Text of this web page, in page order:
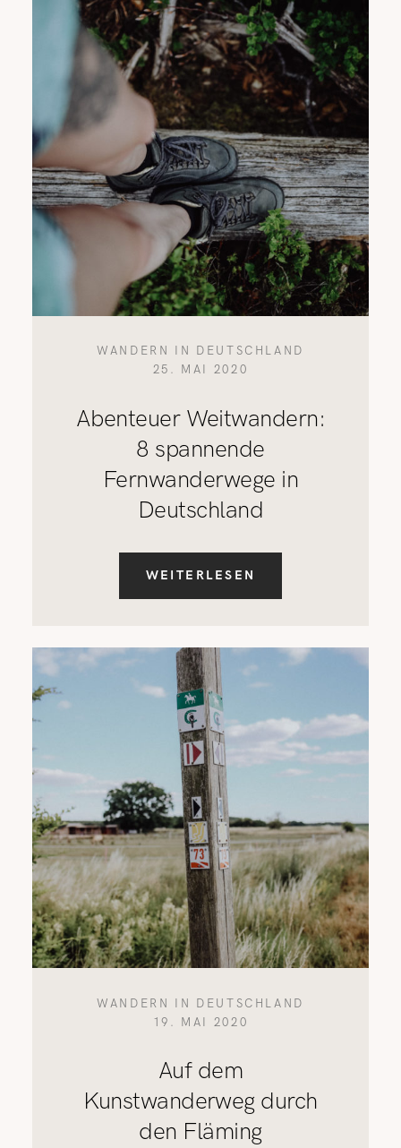
WANDERN IN DEUTSCHLAND
25. MAI 2020
Abenteuer Weitwandern:
8 spannende
Fernwanderwege in
Deutschland
WEITERLESEN
WANDERN IN DEUTSCHLAND
19. MAI 2020
Auf dem
Kunstwanderweg durch
den Fläming